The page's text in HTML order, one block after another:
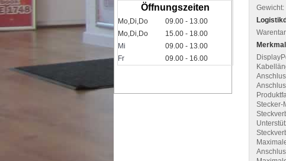
Öffnungszeiten
Mo,Di,Do
09.00 - 13.00
Mo,Di,Do
15.00 - 18.00
Mi
09.00 - 13.00
Fr
09.00 - 16.00
Gewicht:
Stecker-